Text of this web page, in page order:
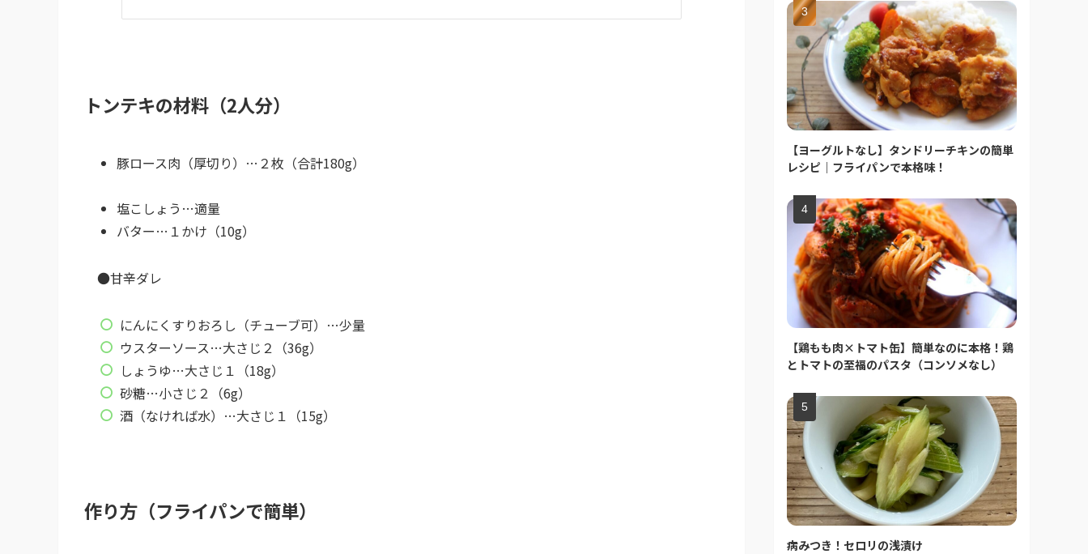
トンテキの材料（2人分）
豚ロース肉（厚切り）…２枚（合計180g）
塩こしょう…適量
バター…１かけ（10g）
●甘辛ダレ
にんにくすりおろし（チューブ可）…少量
ウスターソース…大さじ２（36g）
しょうゆ…大さじ１（18g）
砂糖…小さじ２（6g）
酒（なければ水）…大さじ１（15g）
作り方 （フライパンで簡単）
【ヨーグルトなし】タンドリーチキンの簡単
レシピ｜フライパンで本格味！
【鶏もも肉×トマト缶】簡単なのに本格！鶏
とトマトの至福のパスタ（コンソメなし）
病みつき！セロリの浅漬け